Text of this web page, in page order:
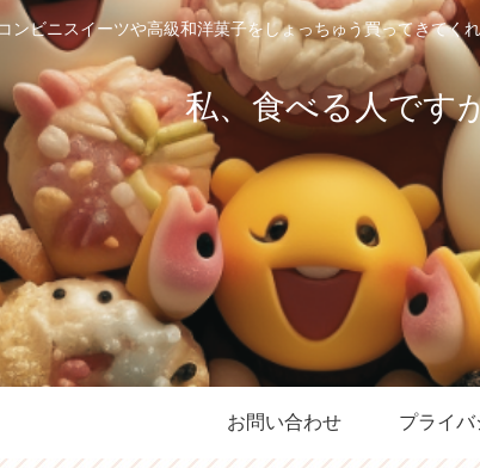
ンビニスイーツや高級和洋菓子をしょっちゅう買ってきて
私、食べる人です
お問い合わせ プライ